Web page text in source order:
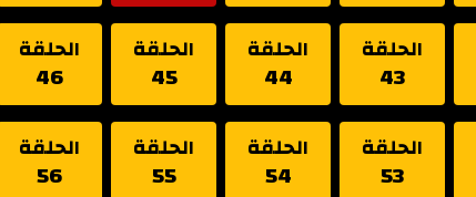
الحلقة
43
الحلقة
44
الحلقة
45
الحلقة
46
الحلقة
53
الحلقة
54
الحلقة
55
الحلقة
56